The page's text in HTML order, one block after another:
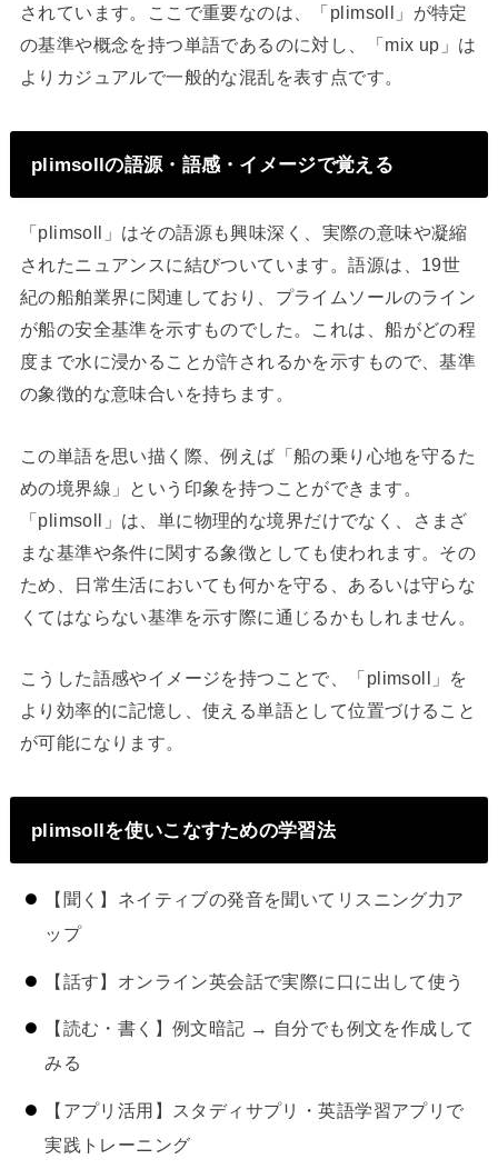
されています。ここで重要なのは、「plimsoll」が特定
の基準や概念を持つ単語であるのに対し、「mix up」は
よりカジュアルで一般的な混乱を表す点です。
plimsollの語源・語感・イメージで覚える
「plimsoll」はその語源も興味深く、実際の意味や凝縮
されたニュアンスに結びついています。語源は、19世
紀の船舶業界に関連しており、プライムソールのライン
が船の安全基準を示すものでした。これは、船がどの程
度まで水に浸かることが許されるかを示すもので、基準
の象徴的な意味合いを持ちます。
この単語を思い描く際、例えば「船の乗り心地を守るた
めの境界線」という印象を持つことができます。
「plimsoll」は、単に物理的な境界だけでなく、さまざ
まな基準や条件に関する象徴としても使われます。その
ため、日常生活においても何かを守る、あるいは守らな
くてはならない基準を示す際に通じるかもしれません。
こうした語感やイメージを持つことで、「plimsoll」を
より効率的に記憶し、使える単語として位置づけること
が可能になります。
plimsollを使いこなすための学習法
【聞く】ネイティブの発音を聞いてリスニング力ア
ップ
【話す】オンライン英会話で実際に口に出して使う
【読む・書く】例文暗記 → 自分でも例文を作成して
みる
【アプリ活用】スタディサプリ・英語学習アプリで
実践トレーニング